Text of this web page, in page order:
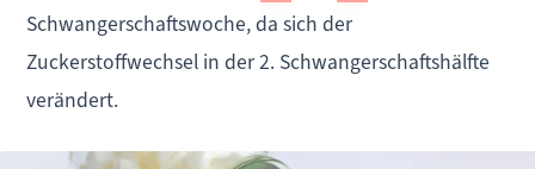
Schwangerschaftswoche, da sich der
Zuckerstoffwechsel in der 2. Schwangerschaftshälfte
verändert.